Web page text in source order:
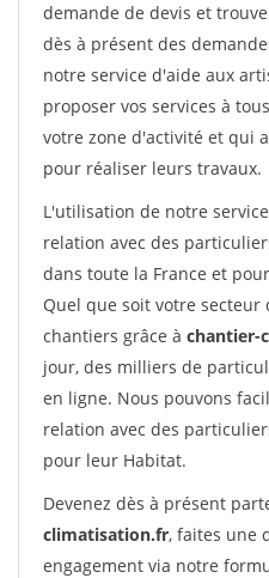
demande de devis et
dès à présent des
notre service d'aide aux
proposer vos services à
votre zone d'activité et qui
pour réaliser leurs travaux.
L'utilisation de notre
relation avec des
dans toute la France et
Quel que soit votre secteur
chantiers grâce à chantier-
jour, des milliers de
en ligne. Nous pouvons
relation avec des
pour leur Habitat.
Devenez dès à présent
climatisation.fr, faites une
engagement via notre